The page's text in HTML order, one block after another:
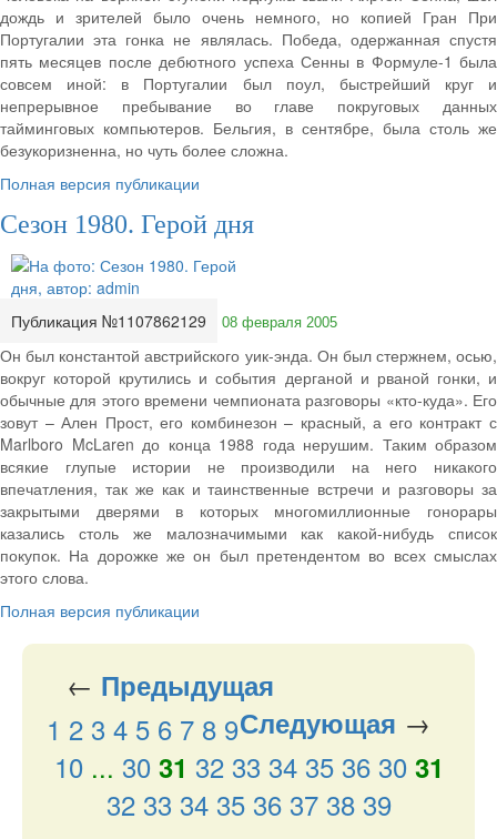
дождь и зрителей было очень немного, но копией Гран При
Португалии эта гонка не являлась. Победа, одержанная спустя
пять месяцев после дебютного успеха Сенны в Формуле-1 была
совсем иной: в Португалии был поул, быстрейший круг и
непрерывное пребывание во главе покруговых данных
тайминговых компьютеров. Бельгия, в сентябре, была столь же
безукоризненна, но чуть более сложна.
Полная версия публикации
Сезон 1980. Герой дня
Публикация №1107862129 08 февраля 2005
Он был константой австрийского уик-энда. Он был стержнем, осью,
вокруг которой крутились и события дерганой и рваной гонки, и
обычные для этого времени чемпионата разговоры «кто-куда». Его
зовут – Ален Прост, его комбинезон – красный, а его контракт с
Marlboro McLaren до конца 1988 года нерушим. Таким образом
всякие глупые истории не производили на него никакого
впечатления, так же как и таинственные встречи и разговоры за
закрытыми дверями в которых многомиллионные гонорары
казались столь же малозначимыми как какой-нибудь список
покупок. На дорожке же он был претендентом во всех смыслах
этого слова.
Полная версия публикации
← Предыдущая
Следующая →
1 2 3 4 5 6 7 8 9
10... 30 31 32 33 34 35 36 30 31
32 33 34 35 36 37 38 39